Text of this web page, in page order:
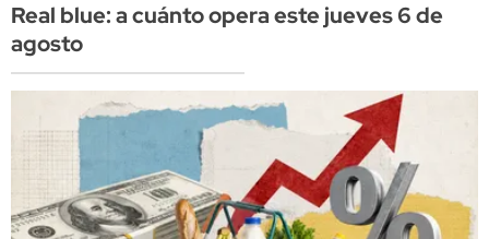
Real blue: a cuánto opera este jueves 6 de
agosto